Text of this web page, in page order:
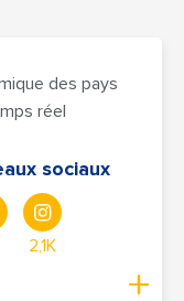
des pays
réel
sociaux
2,1K